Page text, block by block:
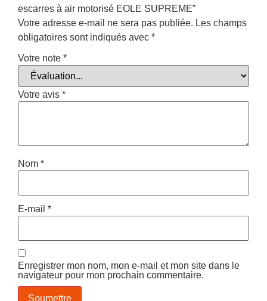
escarres à air motorisé EOLE SUPREME”
Votre adresse e-mail ne sera pas publiée. Les champs
obligatoires sont indiqués avec *
Votre note *
Votre avis *
Nom *
E-mail *
Enregistrer mon nom, mon e-mail et mon site dans le
navigateur pour mon prochain commentaire.